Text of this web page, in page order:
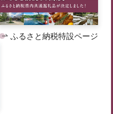
ふるさと納税特設ページ